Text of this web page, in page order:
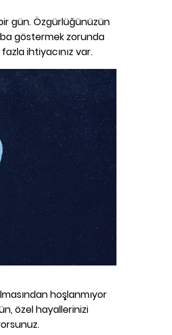
gün. Özgürlüğünüzün
göstermek zorunda
ihtiyacınız var.
hoşlanmıyor
özel hayallerinizi